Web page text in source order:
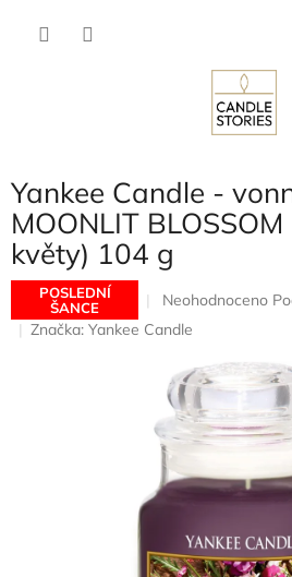
Yankee Candle -
MOONLIT
květy) 104 g
POSLEDNÍ
ŠANCE
Průměrné
hodnocení
produktu
0,0
z
5
hvězdiček.
Neohodnoceno
Značka: Yankee Candle